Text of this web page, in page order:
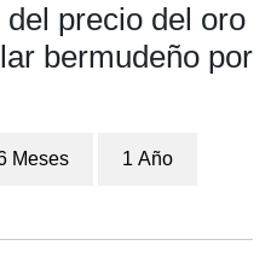
precio del oro
bermudeño por
Meses 1 Año